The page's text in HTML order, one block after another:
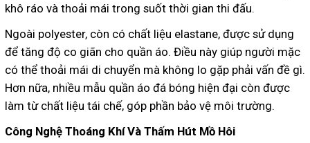
khô ráo và thoải mái trong suốt thời gian thi đấu.
Ngoài polyester, còn có chất liệu elastane, được sử dụng
để tăng độ co giãn cho quần áo. Điều này giúp người mặc
có thể thoải mái di chuyển mà không lo gặp phải vấn đề gì.
Hơn nữa, nhiều mẫu quần áo đá bóng hiện đại còn được
làm từ chất liệu tái chế, góp phần bảo vệ môi trường.
Công Nghệ Thoáng Khí Và Thấm Hút Mồ Hôi